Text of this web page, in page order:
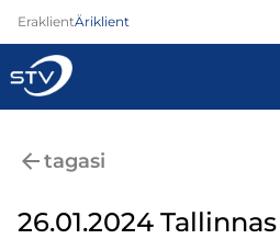
EraklientÄriklient
tagasi
26.01.2024